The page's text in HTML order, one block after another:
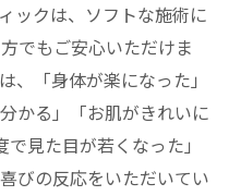
ックは、ソフトな施術に
でもご安心いただけま
、「身体が楽になった」
かる」「お肌がきれいに
見た目が若くなった」
びの反応をいただいてい